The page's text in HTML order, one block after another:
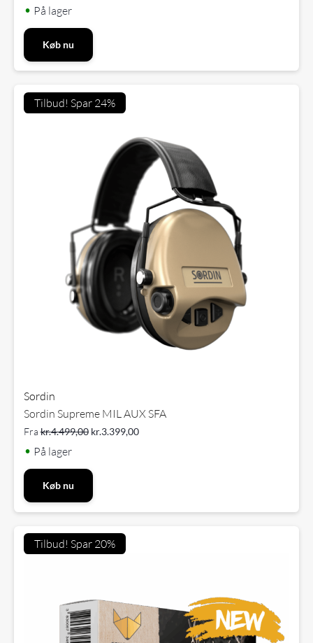
• På lager
Køb nu
Tilbud! Spar 24%
Sordin
Sordin Supreme MIL AUX SFA
Fra kr.4.499,00 kr.3.399,00
• På lager
Køb nu
Tilbud! Spar 20%